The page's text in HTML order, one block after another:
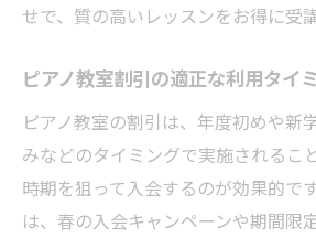
せで、質の高いレッスンをお得に受
ピアノ教室割引の適正な利用タイ
ピアノ教室の割引は、年度初めや新
みなどのタイミングで実施されるこ
時期を狙って入会するのが効果的で
は、春の入会キャンペーンや期間限